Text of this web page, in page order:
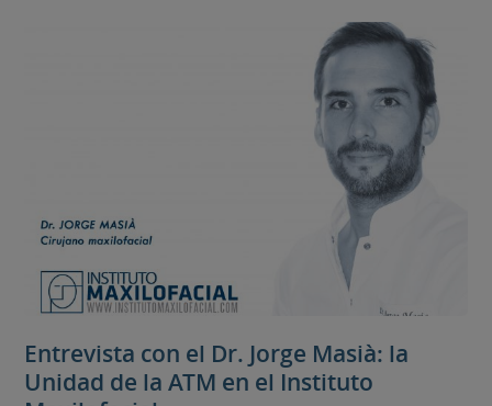
Entrevista con el Dr. Jorge Masià: la
Unidad de la ATM en el Instituto